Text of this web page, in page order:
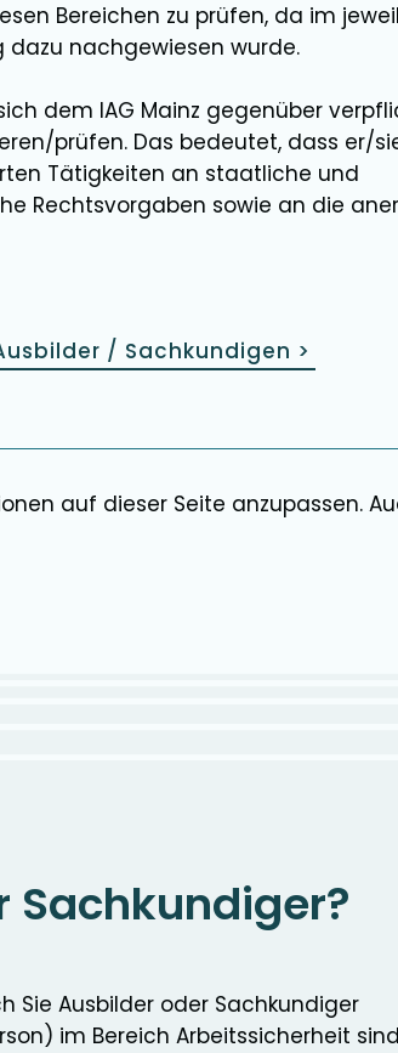
Bereichen zu prüfen, da im
dazu nachgewiesen wurde.
dem IAG Mainz gegenüber
prüfen. Das bedeutet, dass er/
Tätigkeiten an staatliche und
Rechtsvorgaben sowie an die
/ Sachkundigen >
auf dieser Seite anzupassen.
Sachkundiger?
Sie Ausbilder oder Sachkundiger
im Bereich Arbeitssicherheit